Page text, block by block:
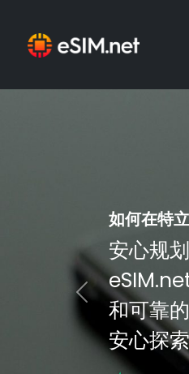
如何在特
安心规
和可靠
安心探索
Previous